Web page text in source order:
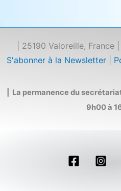
| 25190 Valoreille, France |
S'abonner à la Newsletter|
| La permanence du
9h00 à